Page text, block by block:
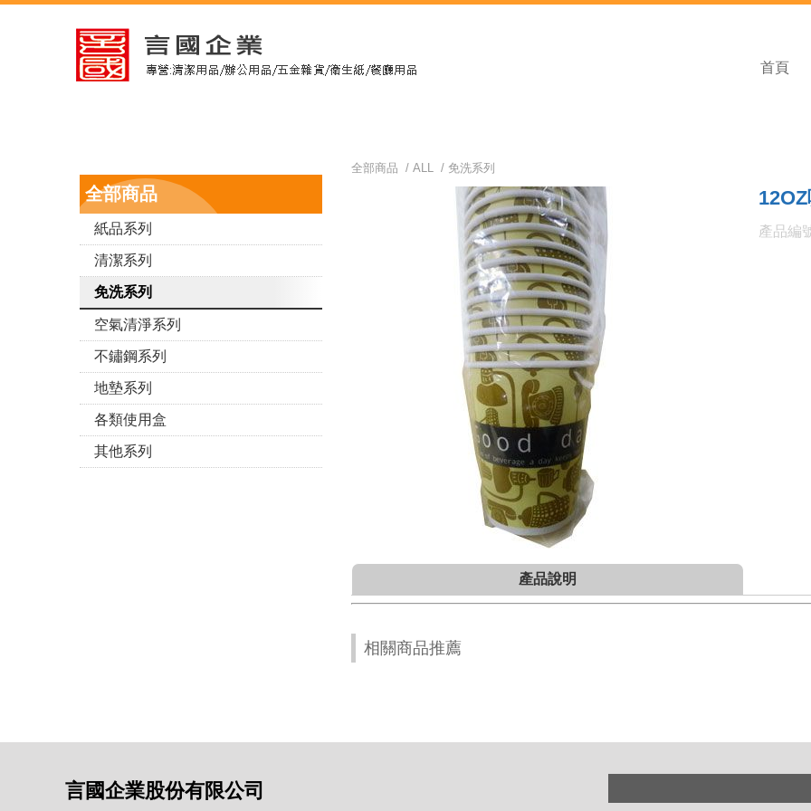
首頁
全部商品
紙品系列
清潔系列
免洗系列
空氣清淨系列
不鏽鋼系列
地墊系列
各類使用盒
其他系列
全部商品 / ALL / 免洗系列
產品編
產品說明
相關商品推薦
言國企業股份有限公司